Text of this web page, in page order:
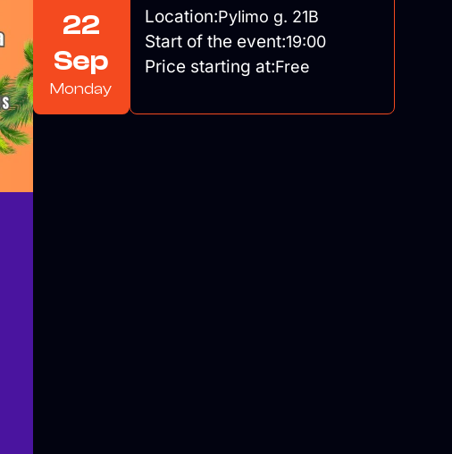
22
Sep
Monday
Location:Pylimo g. 21B
Start of the event:19:00
Price starting at:Free